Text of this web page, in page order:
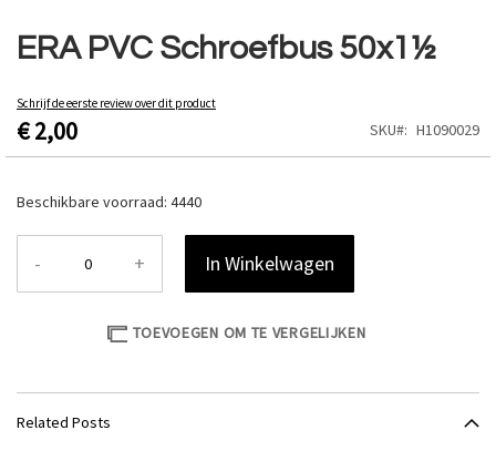
ERA PVC Schroefbus 50x1½
Schrijf de eerste review over dit product
€ 2,00 SKU H1090029
Beschikbare voorraad: 4440
- + In Winkelwagen
TOEVOEGEN OM TE VERGELIJKEN
naar
het
van
de
afbeeldingen-
Related Posts